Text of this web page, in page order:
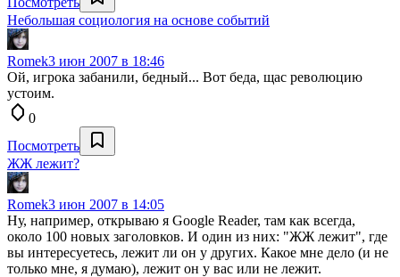
Небольшая социология на основе событий
Romek3 июн 2007 в 18:46
Ой, игрока забанили, бедный... Вот беда, щас революцию
устоим.
0
Посмотреть
ЖЖ лежит?
Romek3 июн 2007 в 14:05
Ну, например, открываю я Google Reader, там как всегда,
около 100 новых заголовков. И один из них: "ЖЖ лежит", где
вы интересуетесь, лежит ли он у других. Какое мне дело (и не
только мне, я думаю), лежит он у вас или не лежит.